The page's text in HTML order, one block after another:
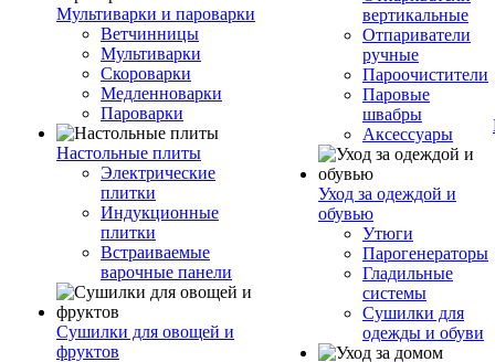
Мультиварки и пароварки
Ветчинницы
Мультиварки
Скороварки
Медленноварки
Пароварки
Настольные плиты
Электрические
плитки
Индукционные
плитки
Встраиваемые
варочные панели
Сушилки для овощей и
фруктов
вертикальные
Отпариватели
ручные
Пароочистители
Паровые
швабры
Аксессуары
Уход за одеждой и
обувью
Утюги
Парогенераторы
Гладильные
системы
Сушилки для
одежды и обуви